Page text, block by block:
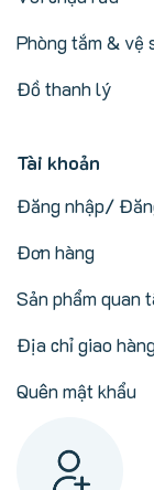
Phòng tắm & vệ
Đồ thanh lý
Tài khoản
Đăng nhập/
Đơn hàng
Sản phẩm quan
Địa chỉ giao
Quên mật khẩu